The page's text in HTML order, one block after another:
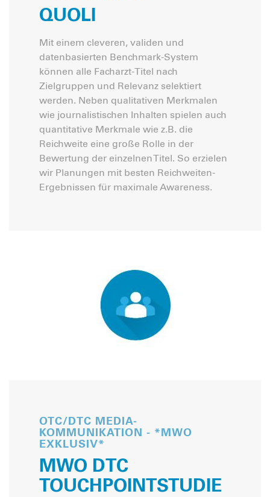
QUOLI
Mit einem cleveren, validen und
datenbasierten Benchmark-System
können alle Facharzt-Titel nach
Zielgruppen und Relevanz selektiert
werden. Neben qualitativen Merkmalen
wie journalistischen Inhalten spielen auch
quantitative Merkmale wie z.B. die
Reichweite eine große Rolle in der
Bewertung der einzelnen Titel. So erzielen
wir Planungen mit besten Reichweiten-
Ergebnissen für maximale Awareness.
OTC/DTC MEDIA-
KOMMUNIKATION - *MWO
EXKLUSIV*
MWO DTC
TOUCHPOINTSTUDIE